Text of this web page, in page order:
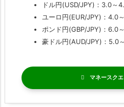
ドル円(USD/JPY)：3.0～
ユーロ円(EUR/JPY)：4.0
ポンド円(GBP/JPY)：6.0
豪ドル円(AUD/JPY)：5.0
マネースク